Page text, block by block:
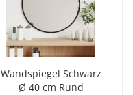
Wandspiegel Schwarz
Ø 40 cm Rund